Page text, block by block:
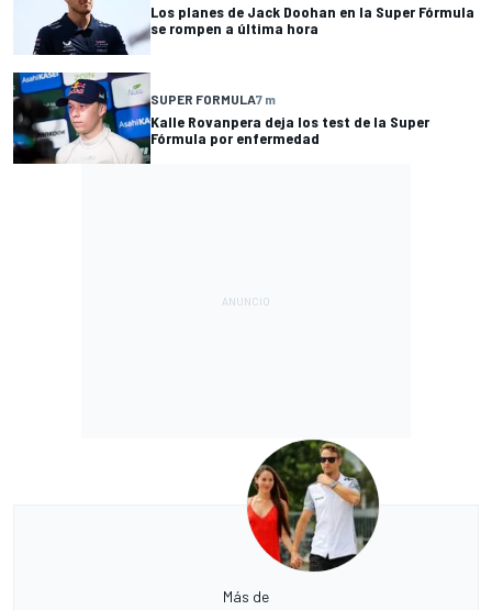
Los planes de Jack Doohan en la Super Fórmula
se rompen a última hora
SUPER FORMULA7 m
Kalle Rovanpera deja los test de la Super
Fórmula por enfermedad
Más de